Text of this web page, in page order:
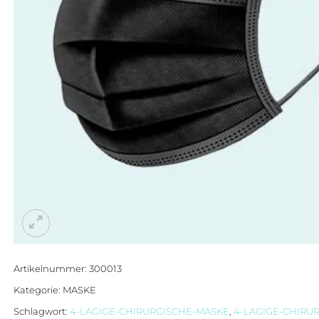
Artikelnummer: 300013
Kategorie: MASKE
Schlagwort: 4-LAGIGE-CHIRURGISCHE-MASKE 4-LAGIGE-